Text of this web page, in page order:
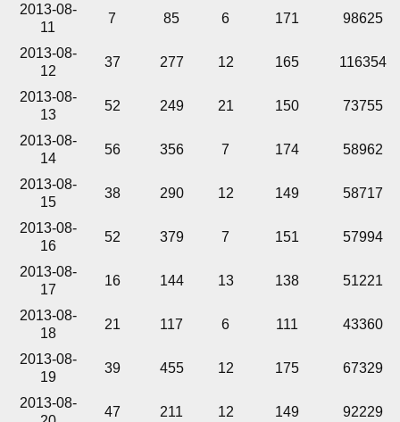
2013-08-
11
7 85 6 171 98625
2013-08-
12
37 277 12 165 116354
2013-08-
13
52 249 21 150 73755
2013-08-
14
56 356 7 174 58962
2013-08-
15
38 290 12 149 58717
2013-08-
16
52 379 7 151 57994
2013-08-
17
16 144 13 138 51221
2013-08-
18
21 117 6 111 43360
2013-08-
19
39 455 12 175 67329
2013-08-
47 211 12 149 92229